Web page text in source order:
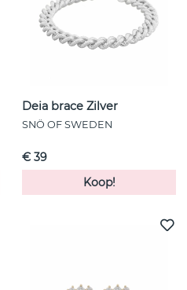
Deia brace Zilver
SNÖ OF SWEDEN
€ 39
Koop!